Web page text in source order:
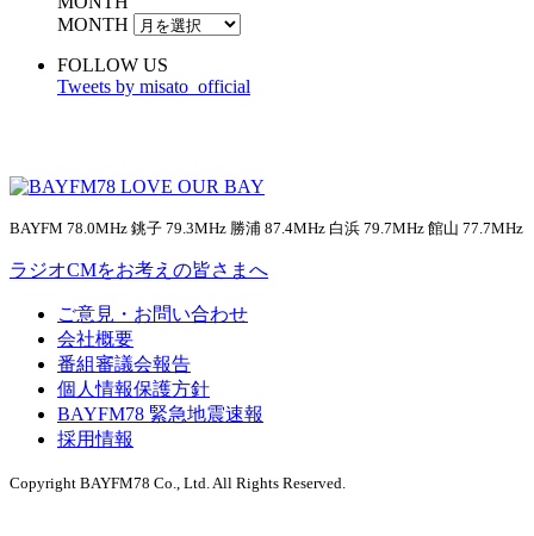
MONTH
FOLLOW US
Tweets by misato_official
BAYFM 78.0MHz 銚子 79.3MHz 勝浦 87.4MHz 白浜 79.7MHz 館山 77.7MHz
ラジオCMをお考えの皆さまへ
ご意見・お問い合わせ
会社概要
番組審議会報告
個人情報保護方針
BAYFM78 緊急地震速報
採用情報
Copyright BAYFM78 Co., Ltd. All Rights Reserved.